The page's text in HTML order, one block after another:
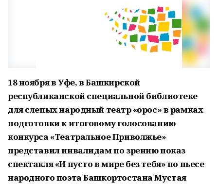
18 ноября в Уфе, в Башкирской
республиканской специальной библиотеке
для слепых народный театр «Ҡорос» в рамках
подготовки к итоговому голосованию
конкурса «Театральное Приволжье»
представил инвалидам по зрению показ
спектакля «И пусто в мире без тебя» по пьесе
народного поэта Башкортостана Мустая